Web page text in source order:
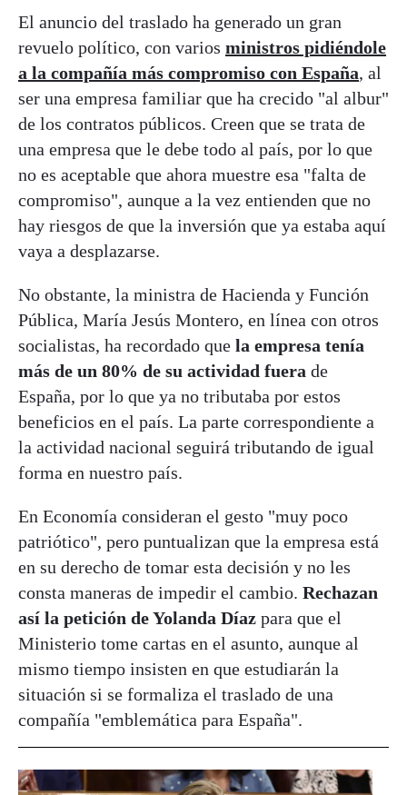
El anuncio del traslado ha generado un gran
revuelo político, con varios ministros pidiéndole
a la compañía más compromiso con España, al
ser una empresa familiar que ha crecido "al albur"
de los contratos públicos. Creen que se trata de
una empresa que le debe todo al país, por lo que
no es aceptable que ahora muestre esa "falta de
compromiso", aunque a la vez entienden que no
hay riesgos de que la inversión que ya estaba aquí
vaya a desplazarse.
No obstante, la ministra de Hacienda y Función
Pública, María Jesús Montero, en línea con otros
socialistas, ha recordado que la empresa tenía
más de un 80% de su actividad fuera de
España, por lo que ya no tributaba por estos
beneficios en el país. La parte correspondiente a
la actividad nacional seguirá tributando de igual
forma en nuestro país.
En Economía consideran el gesto "muy poco
patriótico", pero puntualizan que la empresa está
en su derecho de tomar esta decisión y no les
consta maneras de impedir el cambio. Rechazan
así la petición de Yolanda Díaz para que el
Ministerio tome cartas en el asunto, aunque al
mismo tiempo insisten en que estudiarán la
situación si se formaliza el traslado de una
compañía "emblemática para España".